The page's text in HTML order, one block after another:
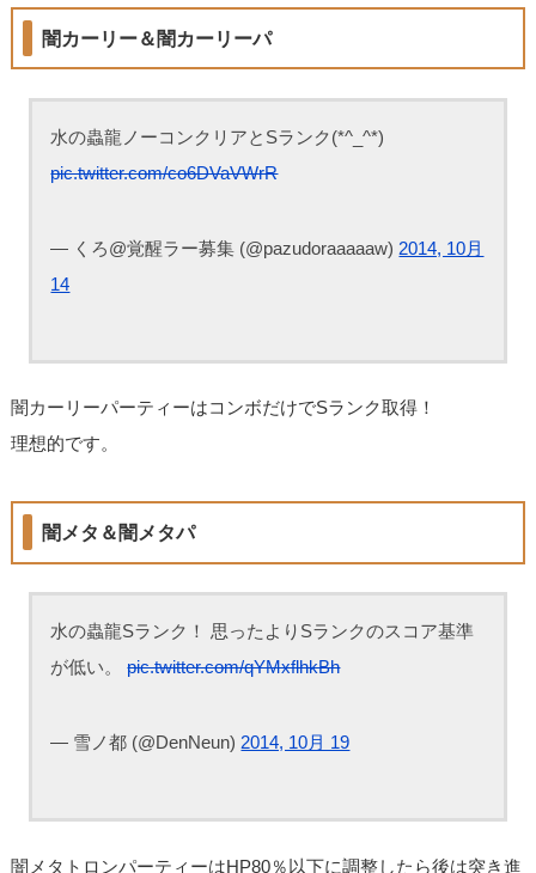
闇カーリー＆闇カーリーパ
水の蟲龍ノーコンクリアとSランク(*^_^*)
pic.twitter.com/co6DVaVWrR
— くろ@覚醒ラー募集 (@pazudoraaaaaw) 2014, 10月
14
闇カーリーパーティーはコンボだけでSランク取得！
理想的です。
闇メタ＆闇メタパ
水の蟲龍Sランク！ 思ったよりSランクのスコア基準
が低い。pic.twitter.com/qYMxflhkBh
— 雪ノ都 (@DenNeun) 2014, 10月 19
闇メタトロンパーティーはHP80％以下に調整したら後は突き進